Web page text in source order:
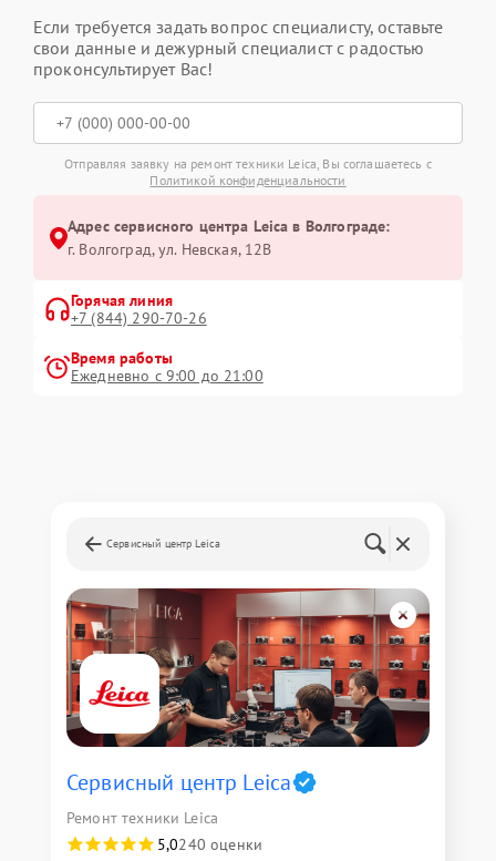
Если требуется задать вопрос специалисту, оставьте
свои данные и дежурный специалист с радостью
проконсультирует Вас!
Отправляя заявку на ремонт техники Leica, Вы соглашаетесь с
Политикой конфиденциальности
Адрес сервисного центра Leica в Волгограде:
г. Волгоград, ул. Невская, 12В
Горячая линия
+7 (844) 290-70-26
Время работы
Ежедневно с 9:00 до 21:00
Сервисный центр Leica
Сервисный центр Leica
Ремонт техники Leica
5,0240 оценки